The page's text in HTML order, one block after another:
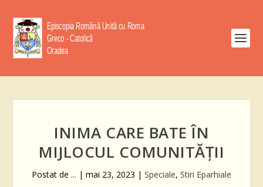
INIMA CARE BATE ÎN
MIJLOCUL COMUNITĂȚII
Postat de ... | mai 23, 2023 | Speciale, Stiri Eparhiale